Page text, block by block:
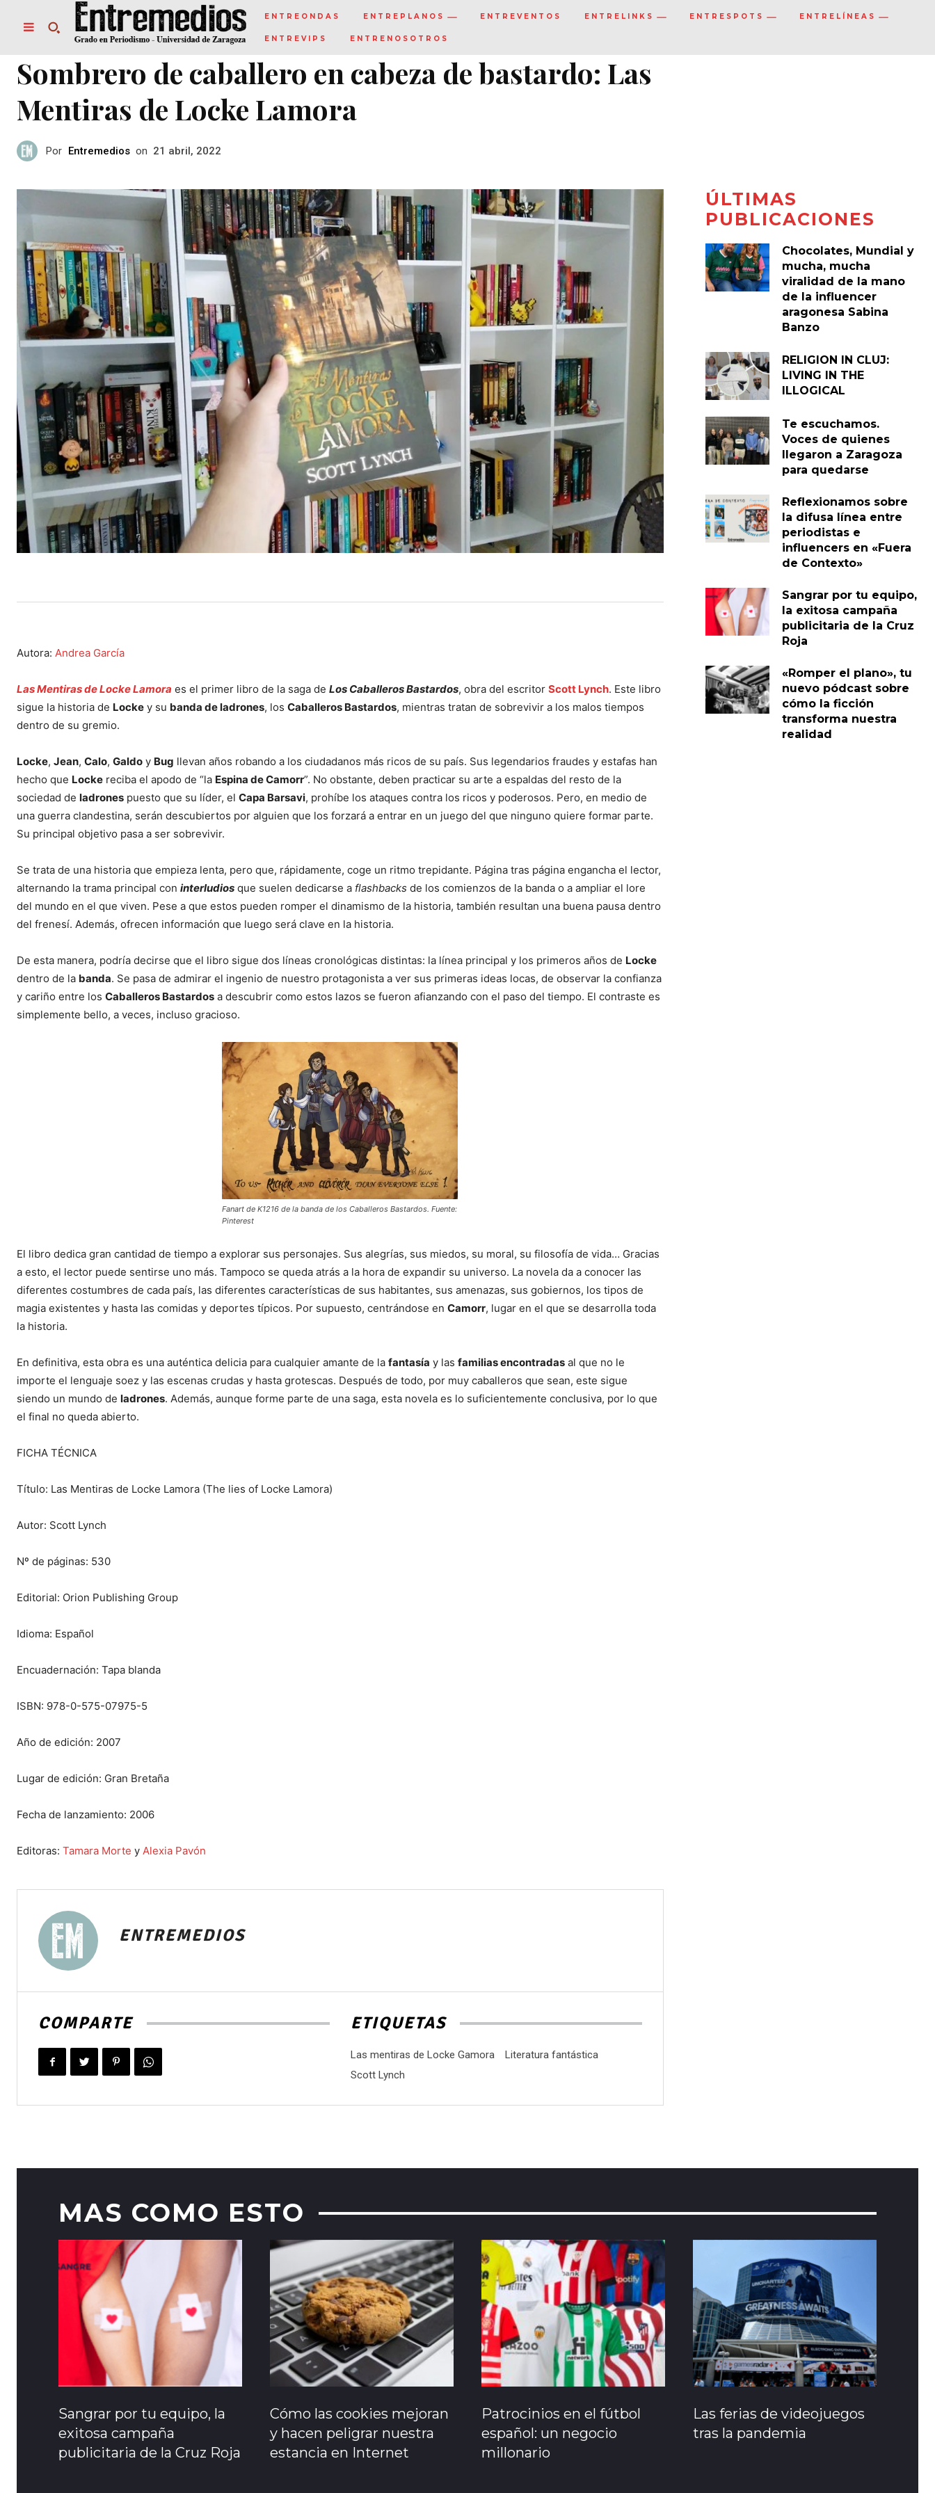
ENTREONDAS ENTREPLANOS ENTREVENTOS ENTRELINKS ENTRESPOTS ENTRELÍNEAS
ENTREVIPS ENTRENOSOTROS
Sombrero de caballero en cabeza de bastardo: Las
Mentiras de Locke Lamora
Por Entremedios on 21 abril, 2022
Autora: Andrea García
Las Mentiras de Locke Lamora es el primer libro de la saga de Los Caballeros Bastardos, obra del escritor Scott Lynch. Este libro
sigue la historia de Locke y su banda de ladrones, los Caballeros Bastardos, mientras tratan de sobrevivir a los malos tiempos
dentro de su gremio.
Locke, Jean, Calo, Galdo y Bug llevan años robando a los ciudadanos más ricos de su país. Sus legendarios fraudes y estafas han
hecho que Locke reciba el apodo de “la Espina de Camorr”. No obstante, deben practicar su arte a espaldas del resto de la
sociedad de ladrones puesto que su líder, el Capa Barsavi, prohíbe los ataques contra los ricos y poderosos. Pero, en medio de
una guerra clandestina, serán descubiertos por alguien que los forzará a entrar en un juego del que ninguno quiere formar parte.
Su principal objetivo pasa a ser sobrevivir.
Se trata de una historia que empieza lenta, pero que, rápidamente, coge un ritmo trepidante. Página tras página engancha el lector,
alternando la trama principal con interludios que suelen dedicarse a flashbacks de los comienzos de la banda o a ampliar el lore
del mundo en el que viven. Pese a que estos pueden romper el dinamismo de la historia, también resultan una buena pausa dentro
del frenesí. Además, ofrecen información que luego será clave en la historia.
De esta manera, podría decirse que el libro sigue dos líneas cronológicas distintas: la línea principal y los primeros años de Locke
dentro de la banda. Se pasa de admirar el ingenio de nuestro protagonista a ver sus primeras ideas locas, de observar la confianza
y cariño entre los Caballeros Bastardos a descubrir como estos lazos se fueron afianzando con el paso del tiempo. El contraste es
simplemente bello, a veces, incluso gracioso.
Fanart de K1216 de la banda de los Caballeros Bastardos. Fuente:
Pinterest
El libro dedica gran cantidad de tiempo a explorar sus personajes. Sus alegrías, sus miedos, su moral, su filosofía de vida… Gracias
a esto, el lector puede sentirse uno más. Tampoco se queda atrás a la hora de expandir su universo. La novela da a conocer las
diferentes costumbres de cada país, las diferentes características de sus habitantes, sus amenazas, sus gobiernos, los tipos de
magia existentes y hasta las comidas y deportes típicos. Por supuesto, centrándose en Camorr, lugar en el que se desarrolla toda
la historia.
En definitiva, esta obra es una auténtica delicia para cualquier amante de la fantasía y las familias encontradas al que no le
importe el lenguaje soez y las escenas crudas y hasta grotescas. Después de todo, por muy caballeros que sean, este sigue
siendo un mundo de ladrones. Además, aunque forme parte de una saga, esta novela es lo suficientemente conclusiva, por lo que
el final no queda abierto.
FICHA TÉCNICA
Título: Las Mentiras de Locke Lamora (The lies of Locke Lamora)
Autor: Scott Lynch
Nº de páginas: 530
Editorial: Orion Publishing Group
Idioma: Español
Encuadernación: Tapa blanda
ISBN: 978-0-575-07975-5
Año de edición: 2007
Lugar de edición: Gran Bretaña
Fecha de lanzamiento: 2006
Editoras: Tamara Morte y Alexia Pavón
ENTREMEDIOS
COMPARTE ETIQUETAS
Las mentiras de Locke Gamora
Literatura fantástica
Scott Lynch
ÚLTIMAS
PUBLICACIONES
Chocolates, Mundial y
mucha, mucha
viralidad de la mano
de la influencer
aragonesa Sabina
Banzo
RELIGION IN CLUJ:
LIVING IN THE
ILLOGICAL
Te escuchamos.
Voces de quienes
llegaron a Zaragoza
para quedarse
Reflexionamos sobre
la difusa línea entre
periodistas e
influencers en «Fuera
de Contexto»
Sangrar por tu equipo,
la exitosa campaña
publicitaria de la Cruz
Roja
«Romper el plano», tu
nuevo pódcast sobre
cómo la ficción
transforma nuestra
realidad
MAS COMO ESTO
Sangrar por tu equipo, la
exitosa campaña
publicitaria de la Cruz Roja
Cómo las cookies mejoran
y hacen peligrar nuestra
estancia en Internet
Patrocinios en el fútbol
español: un negocio
millonario
Las ferias de videojuegos
tras la pandemia